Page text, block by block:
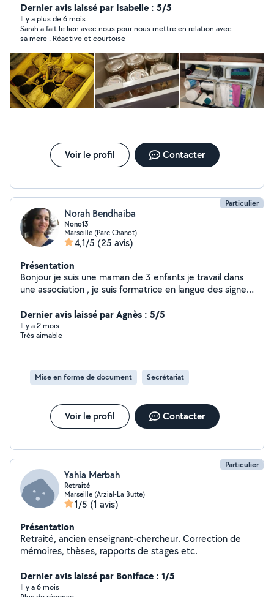
administratives, et dans la gestion de vos locations
immobilières (visites entrées sorties..) Enfin, j'ai
également de l'expérience auprès des enfants de tout
âge (bafa, garde à domicile) je suis disponible pour des
week-ends, soirées et vacances scolaires. Je suis
véhiculée et ai pas mal de disponibilités. N'hésitez à me
contacter ;)
Dernier avis laissé par Isabelle : 5/5
Il y a plus de 6 mois
Sarah a fait le lien avec nous pour nous mettre en relation avec
sa mere . Réactive et courtoise
Voir le profil Contacter
Particulier
Norah Bendhaiba
Nono13
Marseille (Parc Chanot)
4,1/5 (25 avis)
Présentation
Bonjour je suis une maman de 3 enfants je travail dans
une association , je suis formatrice en langue des signes
des spécialités marocaines ,parfois je peux aussi servir
dans des mariages ou autres fêtes familiales.....Merci à
vous et à bientôt!!!!!
Dernier avis laissé par Agnès : 5/5
Il y a 2 mois
Très aimable
Mise en forme de document Secrétariat
Voir le profil Contacter
Particulier
Yahia Merbah
Retraité
Marseille (Arzial-La Butte)
1/5 (1 avis)
Présentation
Retraité, ancien enseignant-chercheur. Correction de
mémoires, thèses, rapports de stages etc.
Dernier avis laissé par Boniface : 1/5
Il y a 6 mois